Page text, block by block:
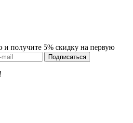
и получите 5% скидку на первую